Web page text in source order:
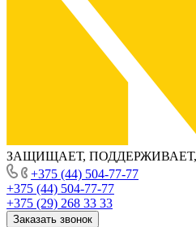
ЗАЩИЩАЕТ,
+375 (44) 504-77-77
+375 (44) 504-77-77
+375 (29) 268 33 33
Заказать звонок